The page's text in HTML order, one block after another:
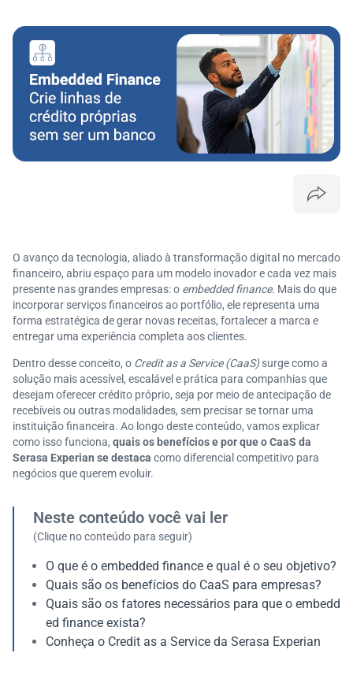
O avanço da tecnologia, aliado à transformação digital no mercado
financeiro, abriu espaço para um modelo inovador e cada vez mais
presente nas grandes empresas: o embedded finance. Mais do que
incorporar serviços financeiros ao portfólio, ele representa uma
forma estratégica de gerar novas receitas, fortalecer a marca e
entregar uma experiência completa aos clientes.
Dentro desse conceito, o Credit as a Service (CaaS)surge como a
solução mais acessível, escalável e prática para companhias que
desejam oferecer crédito próprio, seja por meio de antecipação de
recebíveis ou outras modalidades, sem precisar se tornar uma
instituição financeira. Ao longo deste conteúdo, vamos explicar
como isso funciona, quais os benefícios e por que o CaaS da
Serasa Experian se destaca como diferencial competitivo para
negócios que querem evoluir.
Neste conteúdo você vai ler
(Clique no conteúdo para seguir)
O que é o embedded finance e qual é o seu objetivo?
Quais são os benefícios do CaaS para empresas?
Quais são os fatores necessários para que o embedd
ed finance exista?
Conheça o Credit as a Service da Serasa Experian